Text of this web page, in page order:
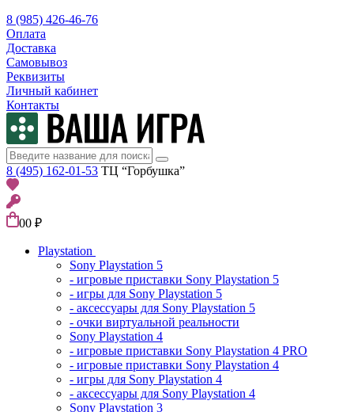
8 (985) 426-46-76
Оплата
Доставка
Самовывоз
Реквизиты
Личный кабинет
Контакты
8 (495) 162-01-53 ТЦ “Горбушка”
00 ₽
Playstation
Sony Playstation 5
- игровые приставки Sony Playstation 5
- игры для Sony Playstation 5
- аксессуары для Sony Playstation 5
- очки виртуальной реальности
Sony Playstation 4
- игровые приставки Sony Playstation 4 PRO
- игровые приставки Sony Playstation 4
- игры для Sony Playstation 4
- аксессуары для Sony Playstation 4
Sony Playstation 3